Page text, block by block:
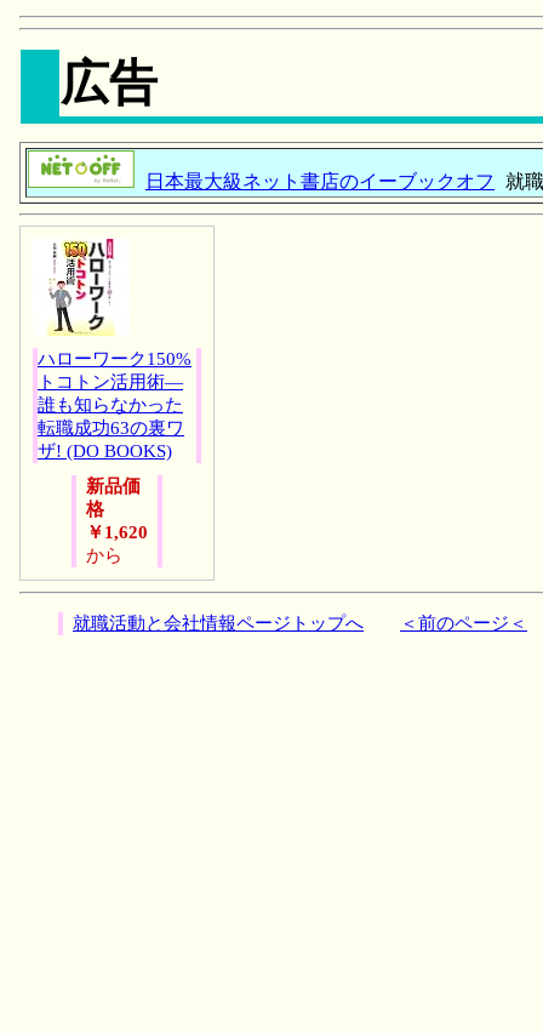
広告
日本最大級ネット書店のイーブックオフ 就
ハローワーク150%
トコトン活用術―
誰も知らなかった
転職成功63の裏ワ
ザ! (DO BOOKS)
新品価
格
￥1,620
から
就職活動と会社情報ページトップへ ＜前のページ＜